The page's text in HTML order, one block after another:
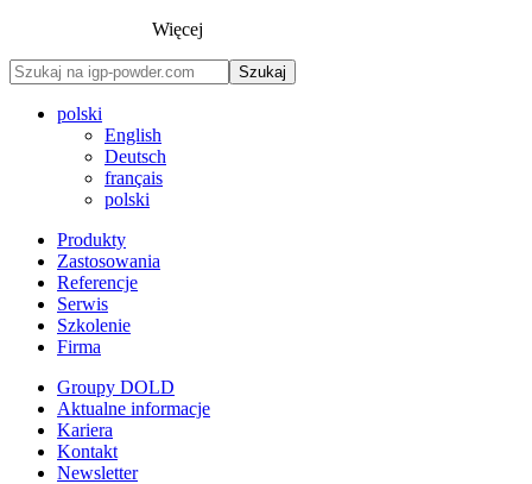
Więcej
Szukaj
polski
English
Deutsch
français
polski
Produkty
Zastosowania
Referencje
Serwis
Szkolenie
Firma
Groupy DOLD
Aktualne informacje
Kariera
Kontakt
Newsletter